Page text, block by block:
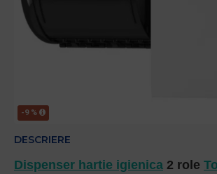
-9 %
DESCRIERE
Dispenser hartie igienica 2 role